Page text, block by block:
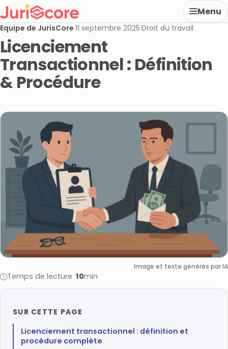
Menu
Equipe de JurisCore·11 septembre 2025·Droit du travail
Licenciement
Transactionnel : Définition
& Procédure
Image et texte générés par IA
Temps de lecture :10min
SUR CETTE PAGE
Licenciement transactionnel : définition et
procédure complète